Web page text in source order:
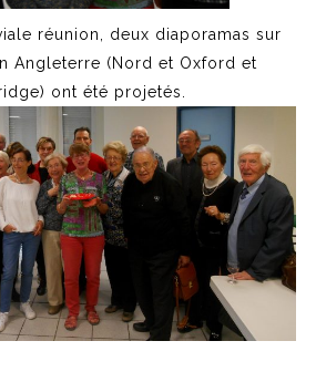
réunion, deux diaporamas sur
Angleterre (Nord et Oxford et
ont été projetés.